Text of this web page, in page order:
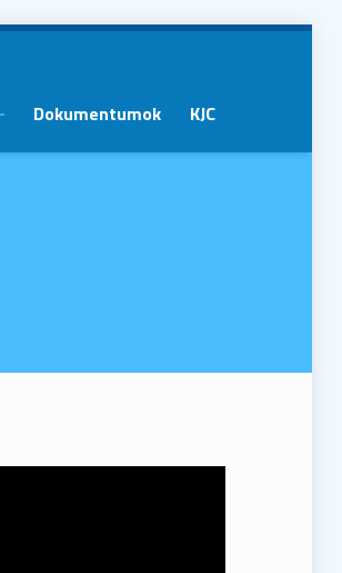
Dokumentumok KJC